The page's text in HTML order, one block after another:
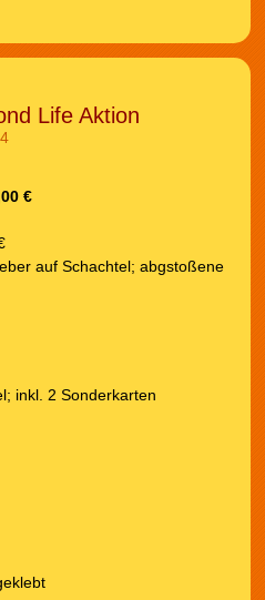
Life Aktion
€
auf Schachtel; abgstoßene
inkl. 2 Sonderkarten